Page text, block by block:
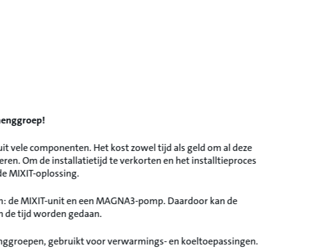
vele componenten. Het kost zowel tijd als geld om al deze
Om de installatietijd te verkorten en het installtieproces
MIXIT-oplossing.
de MIXIT-unit en een MAGNA3-pomp. Daardoor kan de
tijd worden gedaan.
gebruikt voor verwarmings- en koeltoepassingen.